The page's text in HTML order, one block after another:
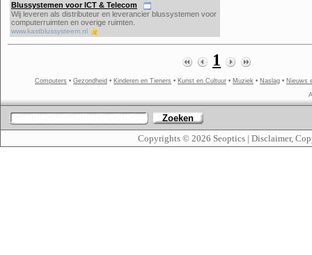
Blussystemen voor ICT & Telecom
Wij leveren als distributeur en leverancier blussystemen voor
computerruimten en overige ruimten.
www.kastblussysteem.nl
1
Computers • Gezondheid • Kinderen en Tieners • Kunst en Cultuur • Muziek • Naslag • Nieuws
Zoeken
Copyrights © 2026 Seoptics | Disclaimer,